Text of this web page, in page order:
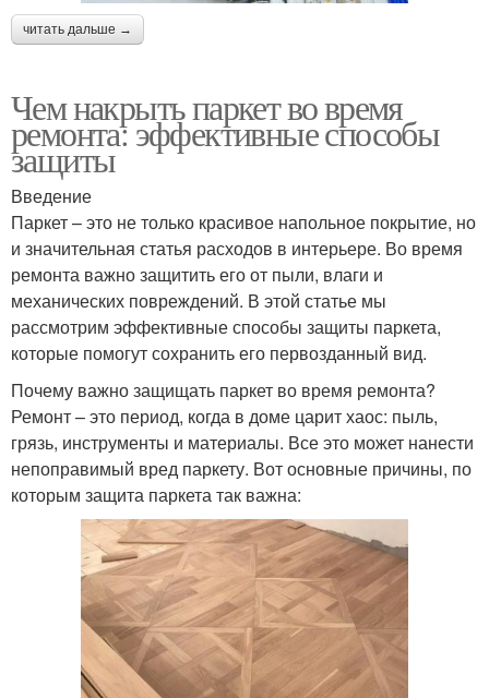
читать дальше →
Чем накрыть паркет во время
ремонта: эффективные способы
защиты
Введение
Паркет – это не только красивое напольное покрытие, но
и значительная статья расходов в интерьере. Во время
ремонта важно защитить его от пыли, влаги и
механических повреждений. В этой статье мы
рассмотрим эффективные способы защиты паркета,
которые помогут сохранить его первозданный вид.
Почему важно защищать паркет во время ремонта?
Ремонт – это период, когда в доме царит хаос: пыль,
грязь, инструменты и материалы. Все это может нанести
непоправимый вред паркету. Вот основные причины, по
которым защита паркета так важна: